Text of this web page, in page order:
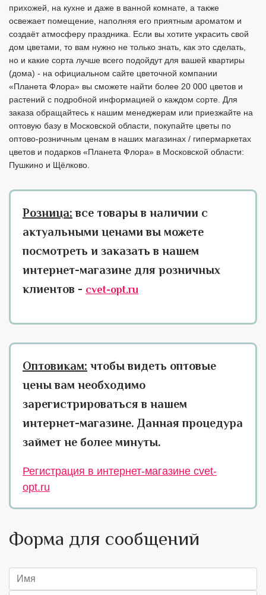
прихожей, на кухне и даже в ванной комнате, а также
освежает помещение, наполняя его приятным ароматом и
создаёт атмосферу праздника. Если вы хотите украсить свой
дом цветами, то вам нужно не только знать, как это сделать,
но и какие сорта лучше всего подойдут для вашей квартиры
(дома) - на официальном сайте цветочной компании
«Планета Флора» вы сможете найти более 20 000 цветов и
растений с подробной информацией о каждом сорте. Для
заказа обращайтесь к нашим менеджерам или приезжайте на
оптовую базу в Московской области, покупайте цветы по
оптово-розничным ценам в наших магазинах / гипермаркетах
цветов и подарков «Планета Флора» в Московской области:
Пушкино и Щёлково.
Розница: все товары в наличии с
актуальными ценами вы можете
посмотреть и заказать в нашем
интернет-магазине для розничных
клиентов - cvet-opt.ru
Оптовикам: чтобы видеть оптовые
цены вам необходимо
зарегистрироваться в нашем
интернет-магазине. Данная процедура
займет не более минуты.
Регистрация в интернет-магазине cvet-
opt.ru
Форма для сообщений